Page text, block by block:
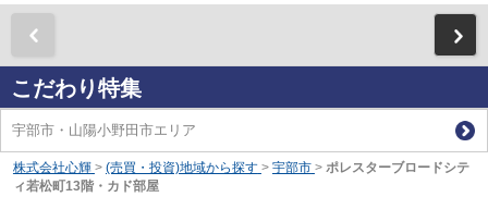
こだわり特集
宇部市・山陽小野田市エリア
株式会社心輝 > (売買・投資)地域から探す > 宇部市 > ポレスターブロードシテ
ィ若松町13階・カド部屋